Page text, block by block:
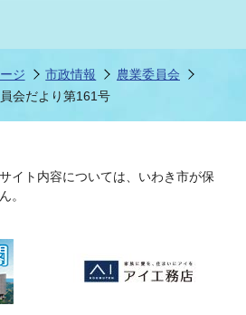
ジ 市政情報
農業委員会
会だより第161号
イト内容については、いわき市が保
。